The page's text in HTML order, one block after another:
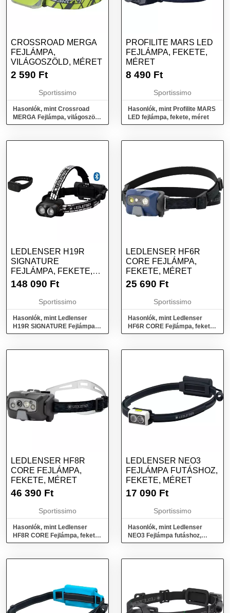
CROSSROAD MERGA
FEJLÁMPA,
VILÁGOSZÖLD, MÉRET
2 590 Ft
Sportissimo
Hasonlók, mint Crossroad
MERGA Fejlámpa, világoszöld,
méret
PROFILITE MARS LED
FEJLÁMPA, FEKETE,
MÉRET
8 490 Ft
Sportissimo
Hasonlók, mint Profilite MARS
LED fejlámpa, fekete, méret
LEDLENSER H19R
SIGNATURE
FEJLÁMPA, FEKETE,
MÉRET
148 090 Ft
Sportissimo
Hasonlók, mint Ledlenser
H19R SIGNATURE Fejlámpa,
fekete, méret
LEDLENSER HF6R
CORE FEJLÁMPA,
FEKETE, MÉRET
25 690 Ft
Sportissimo
Hasonlók, mint Ledlenser
HF6R CORE Fejlámpa, fekete,
méret
LEDLENSER HF8R
CORE FEJLÁMPA,
FEKETE, MÉRET
46 390 Ft
Sportissimo
Hasonlók, mint Ledlenser
HF8R CORE Fejlámpa, fekete,
méret
LEDLENSER NEO3
FEJLÁMPA FUTÁSHOZ,
FEKETE, MÉRET
17 090 Ft
Sportissimo
Hasonlók, mint Ledlenser
NEO3 Fejlámpa futáshoz,
fekete, méret